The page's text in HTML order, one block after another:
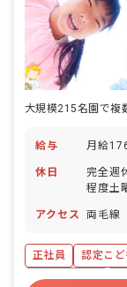
大規模215名園で複
給与 月給
休日
完全週
程度土
児休業
アクセス 両毛線
正社員 認定こど
社会保険完備